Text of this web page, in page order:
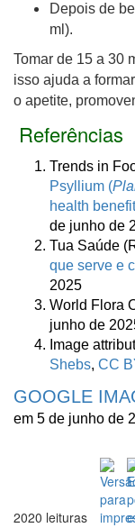
Depois de
ml).
Tomar de 15 a 30
isso ajuda a
o apetite,
Referências
Trends in
Psyllium (
health
de junho de
Tua Saúde
que serve e
2025
World Flora
junho de
Image
Shebs, CC
GOOGLE
em 5 de junho de
2020 leituras